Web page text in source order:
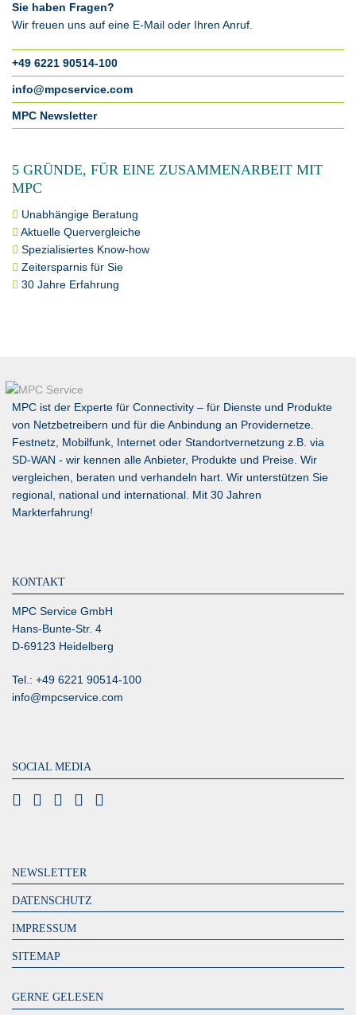
Sie haben Fragen?
Wir freuen uns auf eine E-Mail oder Ihren Anruf.
+49 6221 90514-100
info@mpcservice.com
MPC Newsletter
5 GRÜNDE, FÜR EINE ZUSAMMENARBEIT MIT
MPC
Unabhängige Beratung
Aktuelle Quervergleiche
Spezialisiertes Know-how
Zeitersparnis für Sie
30 Jahre Erfahrung
MPC ist der Experte für Connectivity – für Dienste und Produkte
von Netzbetreibern und für die Anbindung an Providernetze.
Festnetz, Mobilfunk, Internet oder Standortvernetzung z.B. via
SD-WAN - wir kennen alle Anbieter, Produkte und Preise. Wir
vergleichen, beraten und verhandeln hart. Wir unterstützen Sie
regional, national und international. Mit 30 Jahren
Markterfahrung!
KONTAKT
MPC Service GmbH
Hans-Bunte-Str. 4
D-69123 Heidelberg
Tel.: +49 6221 90514-100
info@mpcservice.com
SOCIAL MEDIA
NEWSLETTER
DATENSCHUTZ
IMPRESSUM
SITEMAP
GERNE GELESEN